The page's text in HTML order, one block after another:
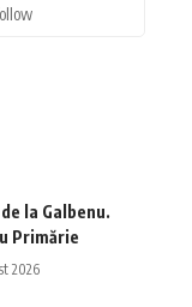
la Galbenu.
Primărie
2026